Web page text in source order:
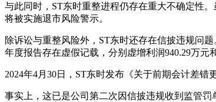
与此同时，ST东时重整进程仍存在重大不确定性
将被实施退市风险警示。
除诉讼与重整风险外，ST东时还存在信披违规问
年度报告存在虚假记载，分别虚增利润940.29万元
2024年4月30日，ST东时发布《关于前期会计差错
事实上，这已是公司第二次因信披违规收到监管罚